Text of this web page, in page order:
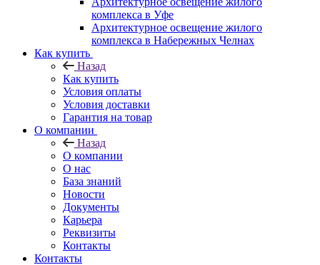
комплекса в Уфе
Архитектурное освещение жилого
комплекса в Набережных Челнах
Как купить
Назад
Как купить
Условия оплаты
Условия доставки
Гарантия на товар
О компании
Назад
О компании
О нас
База знаний
Новости
Документы
Карьера
Реквизиты
Контакты
Контакты